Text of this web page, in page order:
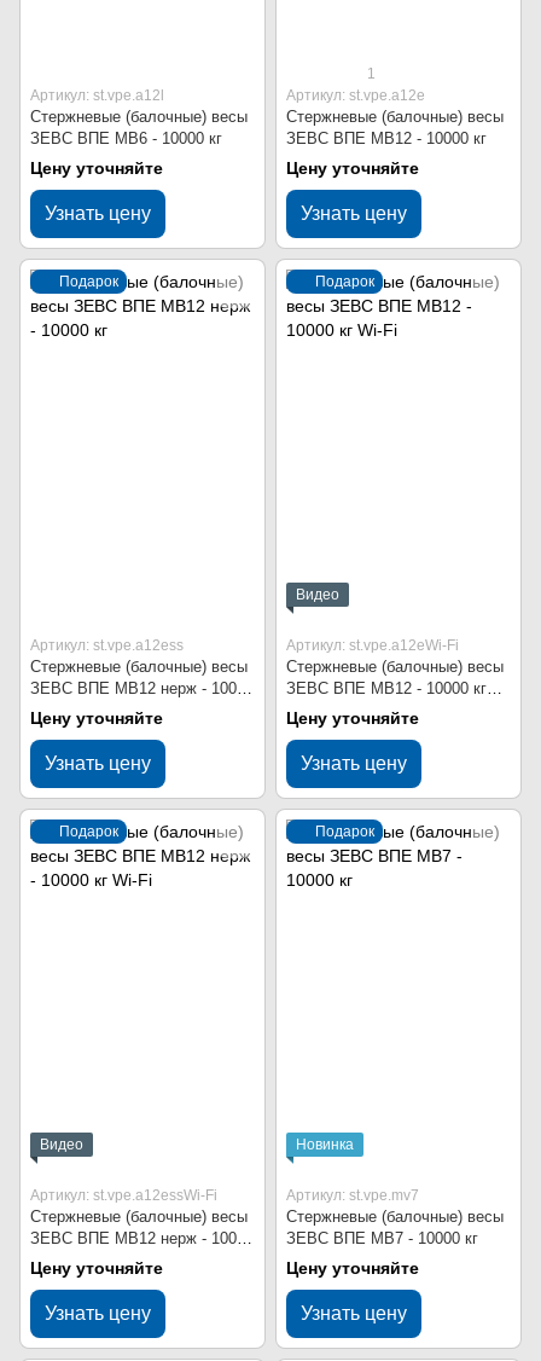
Артикул: st.vpe.a12l
Стержневые (балочные) весы
ЗЕВС ВПЕ МВ6 - 10000 кг
Цену уточняйте
Узнать цену
1
Артикул: st.vpe.a12e
Стержневые (балочные) весы
ЗЕВС ВПЕ МВ12 - 10000 кг
Цену уточняйте
Узнать цену
Подарок
Артикул: st.vpe.a12ess
Стержневые (балочные) весы
ЗЕВС ВПЕ МВ12 нерж - 10000
кг
Цену уточняйте
Узнать цену
Подарок
Видео
Артикул: st.vpe.a12eWi-Fi
Стержневые (балочные) весы
ЗЕВС ВПЕ МВ12 - 10000 кг
Wi-Fi
Цену уточняйте
Узнать цену
Подарок
Видео
Артикул: st.vpe.a12essWi-Fi
Стержневые (балочные) весы
ЗЕВС ВПЕ МВ12 нерж - 10000
кг Wi-Fi
Цену уточняйте
Узнать цену
Подарок
Новинка
Артикул: st.vpe.mv7
Стержневые (балочные) весы
ЗЕВС ВПЕ МВ7 - 10000 кг
Цену уточняйте
Узнать цену